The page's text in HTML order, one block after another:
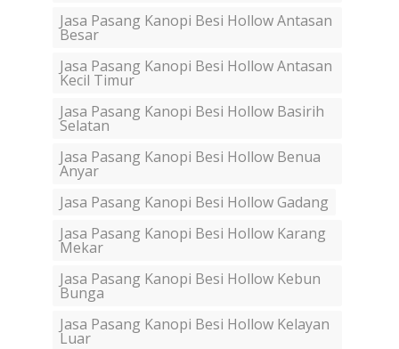
Jasa Pasang Kanopi Besi Hollow Antasan
Besar
Jasa Pasang Kanopi Besi Hollow Antasan
Kecil Timur
Jasa Pasang Kanopi Besi Hollow Basirih
Selatan
Jasa Pasang Kanopi Besi Hollow Benua
Anyar
Jasa Pasang Kanopi Besi Hollow Gadang
Jasa Pasang Kanopi Besi Hollow Karang
Mekar
Jasa Pasang Kanopi Besi Hollow Kebun
Bunga
Jasa Pasang Kanopi Besi Hollow Kelayan
Luar